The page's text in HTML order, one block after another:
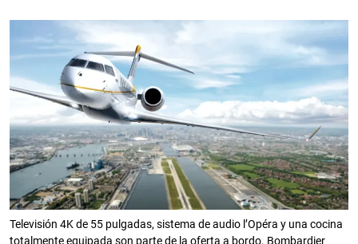
Televisión 4K de 55 pulgadas, sistema de audio l’Opéra y una cocina
totalmente equipada son parte de la oferta a bordo. Bombardier